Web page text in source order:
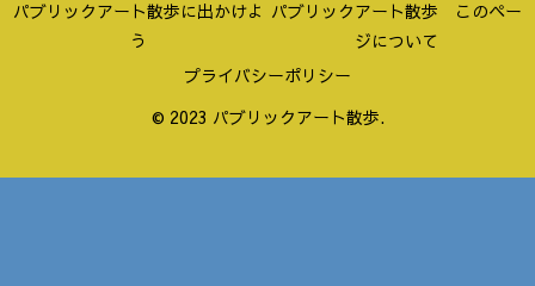
パブリックアート散歩に出かけよ
う
パブリックアート散歩 このペー
ジについて
プライバシーポリシー
© 2023 パブリックアート散歩.